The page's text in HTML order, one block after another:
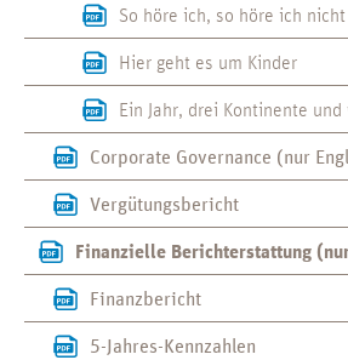
So höre ich, so höre ich nicht
Hier geht es um Kinder
Ein Jahr, drei Kontinente
Corporate Governance (nur
Vergütungsbericht
Finanzielle Berichterstattung
Finanzbericht
5-Jahres-Kennzahlen